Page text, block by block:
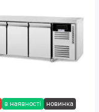
в наявності новинка